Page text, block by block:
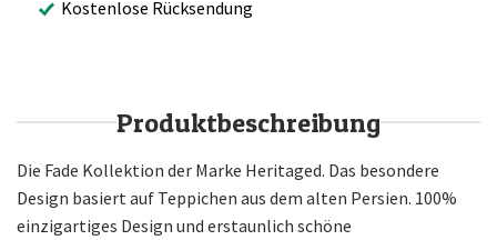
Kostenlose Rücksendung
Produktbeschreibung
Die Fade Kollektion der Marke Heritaged. Das besondere
Design basiert auf Teppichen aus dem alten Persien. 100%
einzigartiges Design und erstaunlich schöne